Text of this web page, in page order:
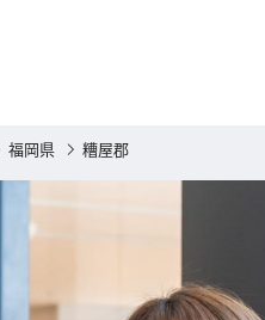
福岡県 糟屋郡